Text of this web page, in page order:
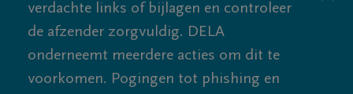
verdachte links of bijlagen en controleer
de afzender zorgvuldig. DELA
onderneemt meerdere acties om dit te
voorkomen. Pogingen tot phishing en